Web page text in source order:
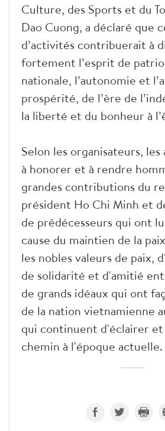
Culture, des Sports et du
Dao Cuong, a déclaré que
d’activités contribuerait à
fortement l’esprit de
nationale, l’autonomie et
prospérité, de l’ère de
la liberté et du bonheur à
Selon les organisateurs,
à honorer et à rendre
grandes contributions du
président Ho Chi Minh et
de prédécesseurs qui ont
cause du maintien de la
les nobles valeurs de paix,
de solidarité et d'amitié
de grands idéaux qui ont
de la nation vietnamienne
qui continuent d'éclairer
chemin à l'époque